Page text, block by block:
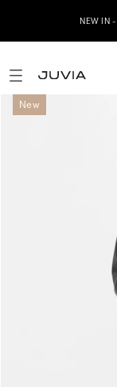
New